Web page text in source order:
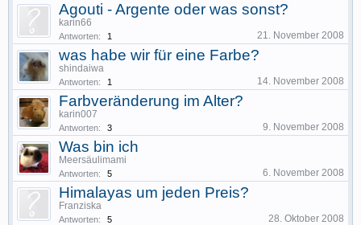
Agouti - Argente oder was sonst?
karin66
Antworten: 1 21. November 2008
was habe wir für eine Farbe?
shindaiwa
Antworten: 1 14. November 2008
Farbveränderung im Alter?
karin007
Antworten: 3 9. November 2008
Was bin ich
Meersäulimami
Antworten: 5 6. November 2008
Himalayas um jeden Preis?
Franziska
Antworten: 5 28. Oktober 2008